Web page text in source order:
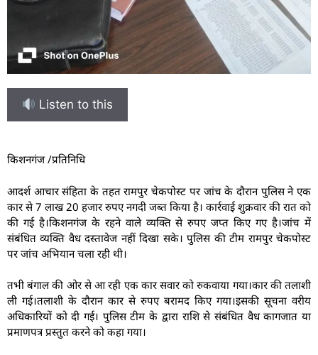
Listen to this
किशनगंज /प्रतिनिधि
आदर्श आचार संहिता के तहत रामपुर चेकपोस्ट पर जांच के दौरान पुलिस ने एक
कार से 7 लाख 20 हजार रुपए नगदी जब्त किया है। कार्रवाई शुक्रवार की रात को
की गई है।किशनगंज के रहने वाले व्यक्ति से रुपए जप्त किए गए है।जांच में
संबंधित व्यक्ति वैध दस्तावेज नहीं दिखा सके। पुलिस की टीम रामपुर चेकपोस्ट
पर जांच अभियान चला रही थी।
तभी बंगाल की ओर से आ रही एक कार सवार को रुकवाया गया।कार की तलाशी
ली गई।तलाशी के दौरान कार से रुपए बरामद किए गया।इसकी सूचना वरीय
अधिकारियों को दी गई। पुलिस टीम के द्वारा राशि से संबंधित वैध कागजात या
प्रमाणपत्र प्रस्तुत करने को कहा गया।